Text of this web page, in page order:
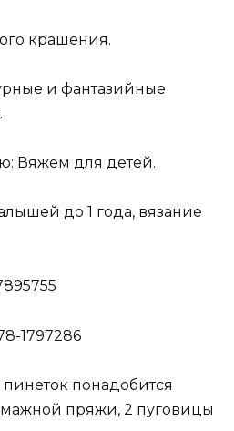
крашения.
и фантазийные
Вяжем для детей.
до 1 года, вязание
понадобится
пряжи, 2 пуговицы